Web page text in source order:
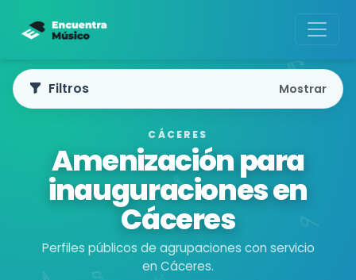
CÁCERES
Amenización para
inauguraciones en
Cáceres
Perfiles públicos de agrupaciones con servicio
en Cáceres.
Filtros Mostrar